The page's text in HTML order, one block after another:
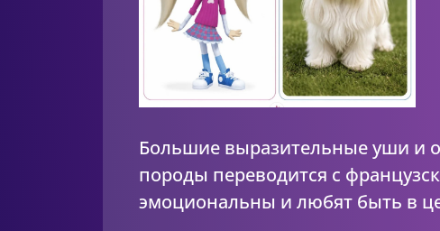
Большие выразительные уши и
породы переводится с
эмоциональны и любят быть в